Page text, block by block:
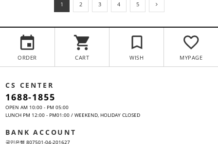
1 2 3 4 5
ORDER CART WISH MYPAGE
CS CENTER
1688-1855
OPEN AM 10:00 - PM 05:00
LUNCH PM 12:00 - PM01:00 / WEEKEND, HOLIDAY CLOSED
BANK ACCOUNT
국민은행 807501-04-201627